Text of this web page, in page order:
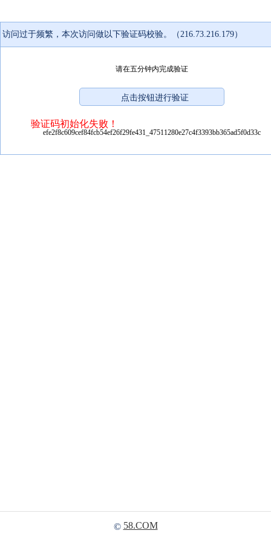
访问过于频繁，本次访问做以下验证码校验。（216.73.216.179）
请在五分钟内完成验证
验证码初始化失败！
efe2f8c609cef84fcb54ef26f29fe431_47511280e27c4f3393bb365ad5f0d33c
© 58.COM